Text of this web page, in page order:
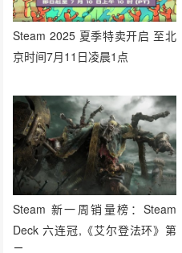
Steam 2025 夏季特卖开启 至北
京时间7月11日凌晨1点
Steam 新一周销量榜：Steam
Deck 六连冠,《艾尔登法环》第